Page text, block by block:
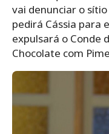
vai denunciar o
pedirá Cássia para
expulsará o Conde
Chocolate com